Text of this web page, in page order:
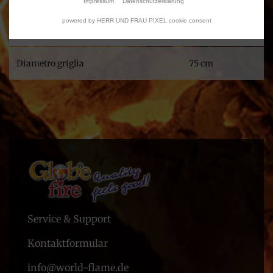
Diametro griglia 75 cm
Service & Support
Kontaktformular
info@world-flame.de
powered by HERR UND FRAU PIXEL cookie consent